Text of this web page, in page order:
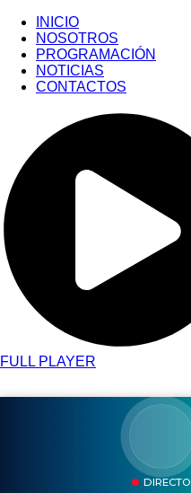
INICIO
NOSOTROS
PROGRAMACIÓN
NOTICIAS
CONTACTOS
FULL PLAYER
DIRECTO